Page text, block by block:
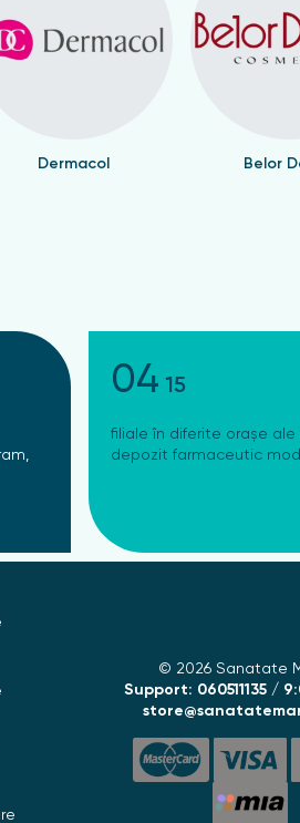
Dermacol Belor
04 15
filiale în diferite orașe ale
depozit farmaceutic
© 2026 Sanatate
Support: 060511135 /